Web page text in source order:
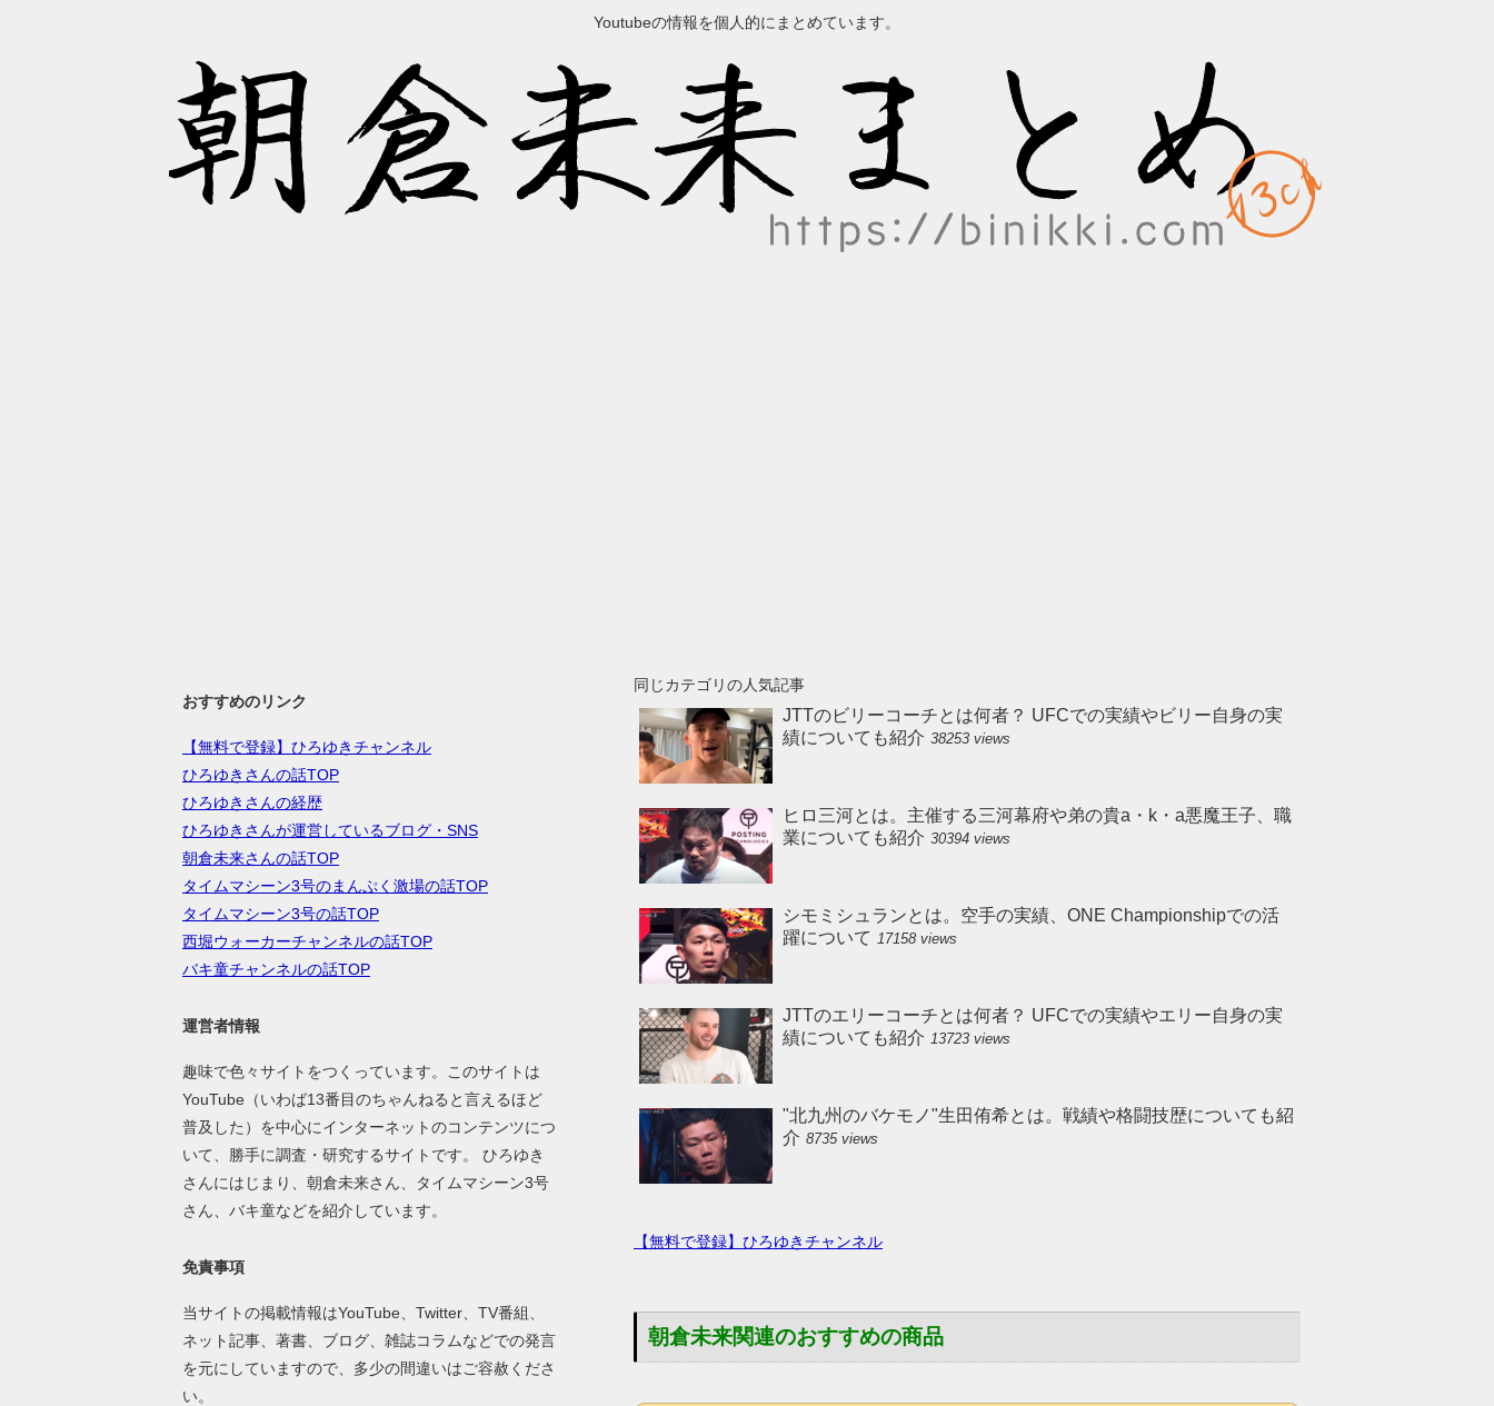
Youtubeの情報を個人的にまとめています。
同じカテゴリの人気記事
JTTのビリーコーチとは何者？ UFCでの実績やビリー自身の実
績についても紹介 38253 views
ヒロ三河とは。主催する三河幕府や弟の貴a・k・a悪魔王子、職
業についても紹介 30394 views
シモミシュランとは。空手の実績、ONE Championshipでの活
躍について 17158 views
JTTのエリーコーチとは何者？ UFCでの実績やエリー自身の実
績についても紹介 13723 views
"北九州のバケモノ"生田侑希とは。戦績や格闘技歴についても紹
介 8735 views
【無料で登録】ひろゆきチャンネル
朝倉未来関連のおすすめの商品
おすすめのリンク
【無料で登録】ひろゆきチャンネル
ひろゆきさんの話TOP
ひろゆきさんの経歴
ひろゆきさんが運営しているブログ・SNS
朝倉未来さんの話TOP
タイムマシーン3号のまんぷく激場の話TOP
タイムマシーン3号の話TOP
西堀ウォーカーチャンネルの話TOP
バキ童チャンネルの話TOP
運営者情報
趣味で色々サイトをつくっています。このサイトは
YouTube（いわば13番目のちゃんねると言えるほど
普及した）を中心にインターネットのコンテンツにつ
いて、勝手に調査・研究するサイトです。 ひろゆき
さんにはじまり、朝倉未来さん、タイムマシーン3号
さん、バキ童などを紹介しています。
免責事項
当サイトの掲載情報はYouTube、Twitter、TV番組、
ネット記事、著書、ブログ、雑誌コラムなどでの発言
を元にしていますので、多少の間違いはご容赦くださ
い。